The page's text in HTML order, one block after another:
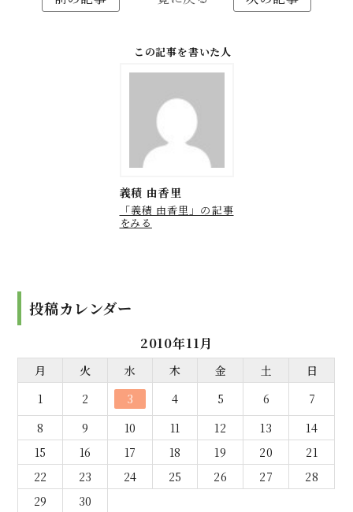
この記事を書いた人
義積 由香里
「義積 由香里」の記事
をみる
投稿カレンダー
2010年11月
月 火 水 木 金 土
日
1
2 3 4 5 6
7
8
9 10 11 12 13
14
15
16 17 18 19 20
21
22
23 24 25 26 27
28
29
30